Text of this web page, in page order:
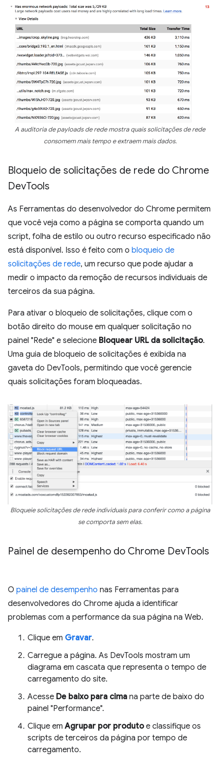
A auditoria de payloads de rede mostra quais solicitações de rede
consomem mais tempo e extraem mais dados.
Bloqueio de solicitações de rede do Chrome
DevTools
As Ferramentas do desenvolvedor do Chrome permitem
que você veja como a página se comporta quando um
script, folha de estilo ou outro recurso especificado não
está disponível. Isso é feito com o bloqueio de
solicitações de rede, um recurso que pode ajudar a
medir o impacto da remoção de recursos individuais de
terceiros da sua página.
Para ativar o bloqueio de solicitações, clique com o
botão direito do mouse em qualquer solicitação no
painel "Rede" e selecione Bloquear URL da solicitação.
Uma guia de bloqueio de solicitações é exibida na
gaveta do DevTools, permitindo que você gerencie
quais solicitações foram bloqueadas.
Bloqueie solicitações de rede individuais para conferir como a página
se comporta sem elas.
Painel de desempenho do Chrome DevTools
O painel de desempenho nas Ferramentas para
desenvolvedores do Chrome ajuda a identificar
problemas com a performance da sua página na Web.
Clique em Gravar.
Carregue a página. As DevTools mostram um
diagrama em cascata que representa o tempo de
carregamento do site.
Acesse De baixo para cima na parte de baixo do
painel "Performance".
Clique emAgrupar por produtoe classifique os
scripts de terceiros da página por tempo de
carregamento.